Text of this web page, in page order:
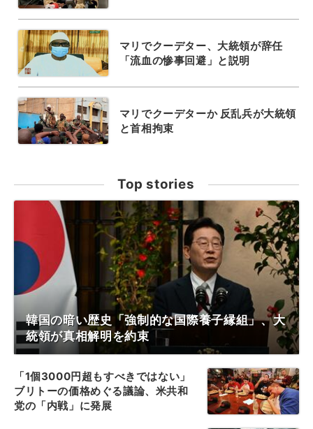
マリでクーデター、大統領が辞任
「流血の惨事回避」と説明
マリでクーデターか 反乱兵が大統領
と首相拘束
Top stories
韓国の暗い歴史「強制的な国際養子縁組」、大
統領が真相解明を約束
「1個3000円超もすべきではない」
ブリトーの価格めぐる議論、米共和
党の「内戦」に発展